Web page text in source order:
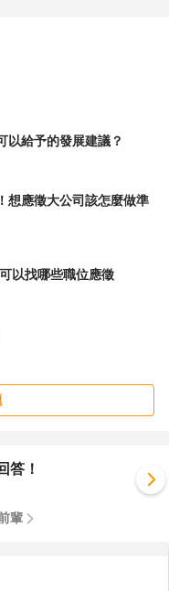
以給予的發展建議？
想應徵大公司該怎麼做準
以找哪些職位應徵
答！
輩